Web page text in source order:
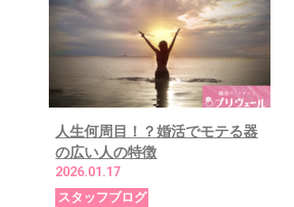
人生何周目！？婚活でモテる器
の広い人の特徴
2026.01.17
スタッフブログ